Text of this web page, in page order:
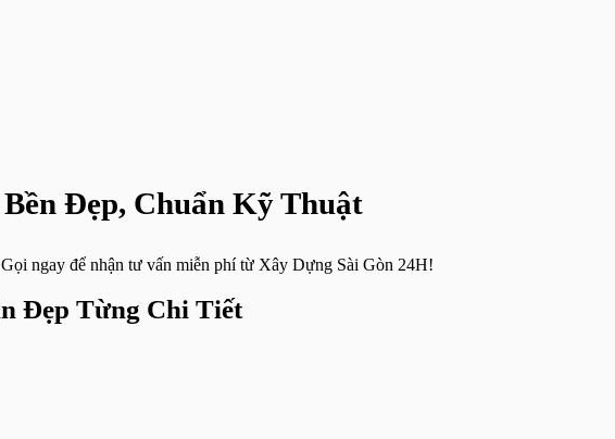
Đẹp, Chuẩn Kỹ Thuật
ngay để nhận tư vấn miễn phí từ Xây Dựng Sài Gòn 24H!
Đẹp Từng Chi Tiết